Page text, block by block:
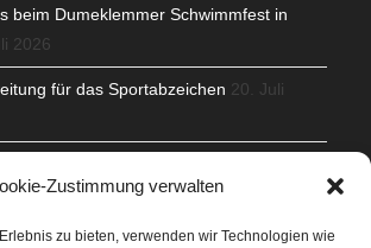
Zustimmung verwalten
zu bieten, verwenden wir Technologien wie
beim Dumeklemmer Schwimmfest in
2026
für das Sportabzeichen 20. Juli